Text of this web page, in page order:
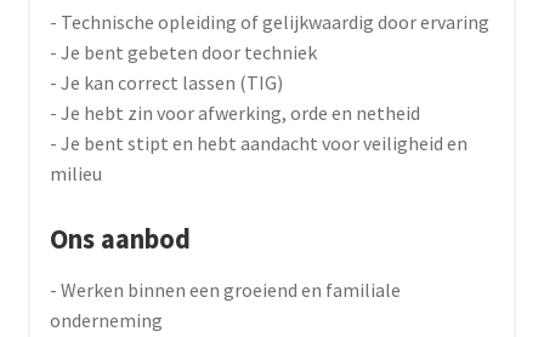
- Technische opleiding of gelijkwaardig door ervaring
- Je bent gebeten door techniek
- Je kan correct lassen (TIG)
- Je hebt zin voor afwerking, orde en netheid
- Je bent stipt en hebt aandacht voor veiligheid en
milieu
Ons aanbod
- Werken binnen een groeiend en familiale
onderneming